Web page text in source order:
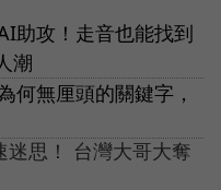
助攻！走音也能找到
潮
何無厘頭的關鍵字，
迷思！ 台灣大哥大奪